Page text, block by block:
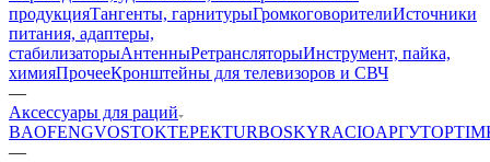
продукцияТангенты, гарнитурыГромкоговорителиИсточники
питания, адаптеры,
стабилизаторыАнтенныРетрансляторыИнструмент, пайка,
химияПрочееКронштейны для телевизоров и СВЧ
—
Аксессуары для раций
BAOFENGVOSTOKТЕРЕКTURBOSKYRACIOАРГУТOPTIM
—